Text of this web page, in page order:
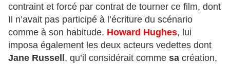
contraint et forcé par contrat de tourner ce film, dont
Il n’avait pas participé à l’écriture du scénario
comme à son habitude. Howard Hughes, lui
imposa également les deux acteurs vedettes dont
Jane Russell , qu’il considérait comme sa création,